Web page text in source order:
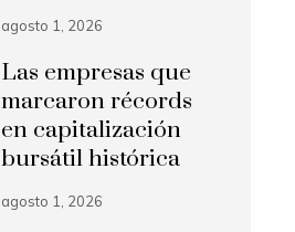
agosto 1, 2026
Las empresas que
marcaron récords
en capitalización
bursátil histórica
agosto 1, 2026